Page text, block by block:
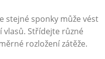
stejné sponky může vést⁤
vlasů. Střídejte ⁣různé
rozložení zátěže.